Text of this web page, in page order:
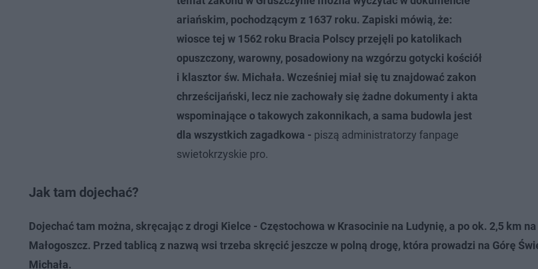
ariańskim, pochodzącym z 1637 roku. Zapiski mówią, że:
wiosce tej w 1562 roku Bracia Polscy przejęli po katolikach
opuszczony, warowny, posadowiony na wzgórzu gotycki kościół
i klasztor św. Michała. Wcześniej miał się tu znajdować zakon
chrześcijański, lecz nie zachowały się żadne dokumenty i akta
wspominające o takowych zakonnikach, a sama budowla jest
dla wszystkich zagadkowa - piszą administratorzy fanpage
swietokrzyskie pro.
Jak tam dojechać?
Dojechać tam można, skręcając z drogi Kielce - Częstochowa w Krasocinie na Ludynię, a po ok. 2,5 km na
Małogoszcz. Przed tablicą z nazwą wsi trzeba skręcić jeszcze w polną drogę, która prowadzi na Górę
Michała.